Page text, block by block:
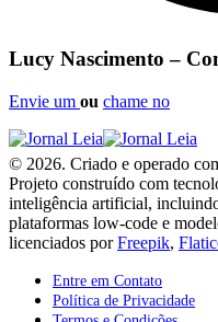
Lucy Nascimento –
Envie um ou chame no
© 2026. Criado e operado
Projeto construído com
inteligência artificial,
plataformas low-code e
licenciados porFreepik,
Entre em Contato
Política de Privacidade